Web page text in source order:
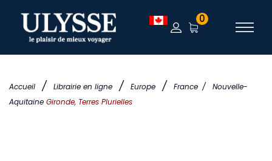
Accueil / Librairie en ligne / Europe / France /
Nouvelle-
Aquitaine Gironde, Terres Plurielles
0